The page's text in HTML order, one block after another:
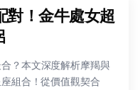
對！金牛處女超
？本文深度解析摩羯與
組合！從價值觀契合